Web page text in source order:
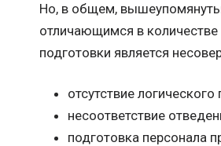
Но, в общем,
отличающимся в количестве
подготовки является
отсутствие
несоответствие
подготовка персонала